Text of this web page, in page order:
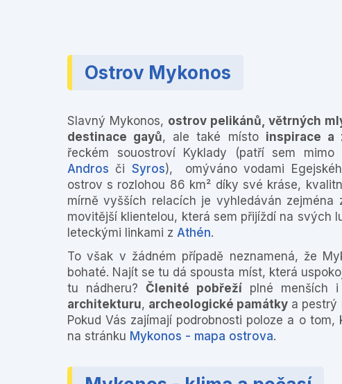
Ostrov Mykonos
Slavný Mykonos, ostrov pelikánů, větrných
destinace gayů, ale také místo inspirace a
řeckém souostroví Kyklady (patří sem
Andros či Syros), omýváno vodami
ostrov s rozlohou 86 km² díky své kráse,
mírně vyšších relacích je vyhledáván zejména
movitější klientelou, která sem přijíždí na svých
leteckými linkami z Athén.
To však v žádném případě neznamená, že
bohaté. Najít se tu dá spousta míst, která
tu nádheru? Členité pobřežíplné menších i
architekturu, archeologické památky a pestrý
Pokud Vás zajímají podrobnosti poloze a o
na stránku Mykonos - mapa ostrova.